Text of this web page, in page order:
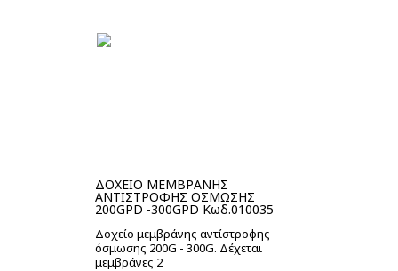
ΔΟΧΕΙΟ ΜΕΜΒΡΑΝΗΣ
ΑΝΤΙΣΤΡΟΦΗΣ ΟΣΜΩΣΗΣ
200GPD -300GPD Κωδ.010035
Δοχείο μεμβράνης αντίστροφης
όσμωσης 200G - 300G. Δέχεται
μεμβράνες 2